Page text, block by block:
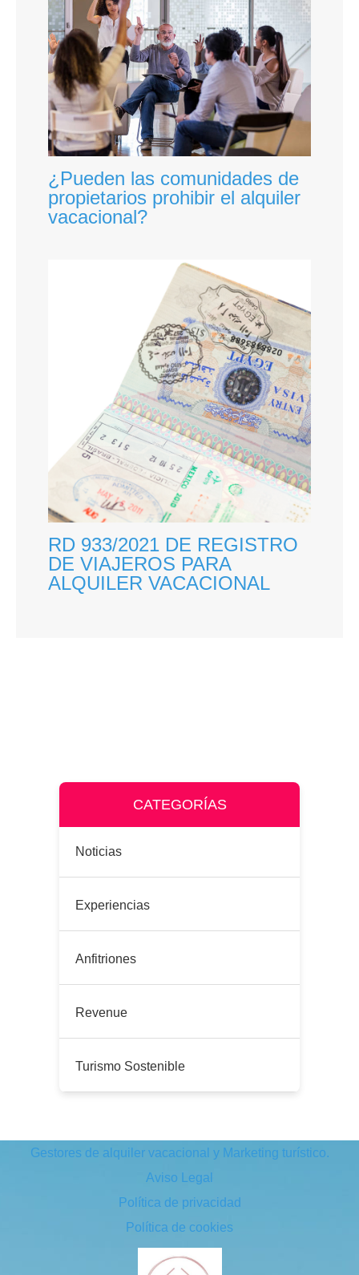
¿Pueden las comunidades de
propietarios prohibir el alquiler
vacacional?
RD 933/2021 DE REGISTRO
DE VIAJEROS PARA
ALQUILER VACACIONAL
CATEGORÍAS
Noticias
Experiencias
Anfitriones
Revenue
Turismo Sostenible
Gestores de alquiler vacacional y Marketing turístico.
Aviso Legal
Política de privacidad
Política de cookies